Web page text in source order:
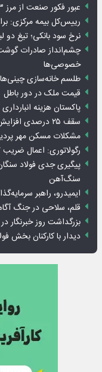
عبور فکور صنعت از مرز ۵۳ همت درآمد
رییس‌کل بیمه مرکزی:
نرخ سود بانکی؛ تیغ دو
چشم‌انداز صادرات گوشت
خصوصی‌ها
طلسم خانه‌سازی
قیمت ملک در دور باطل
پاکستان هزینه انبارداری
سقف ۲۵ درصدی افزایش اجاره‌بها رعایت نمی‌شود
مشکلات مسکن مهر پردیس پس از ۱۸
رگولاتوری: اعمال ضریب ۲.۷ برای اینترنت بین‌الملل صحت ندارد
پیگیری جدی فولاد
سنگ‌آهن
ایمیدرو، راهبر
قلم، سلاحی در جنگ
بزرگداشت روز خبرنگار
دیدار با کارکنان بخش